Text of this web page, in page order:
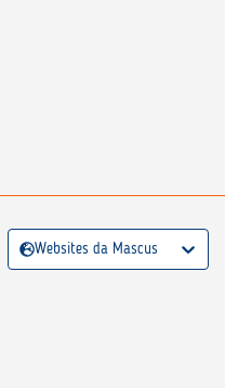
Websites da Mascus